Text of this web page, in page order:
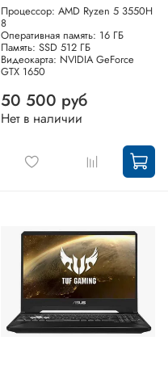
Процессор: AMD Ryzen 5 3550H
8
Оперативная память: 16 ГБ
Память: SSD 512 ГБ
Видеокарта: NVIDIA GeForce
GTX 1650
50 500 руб
Нет в наличии